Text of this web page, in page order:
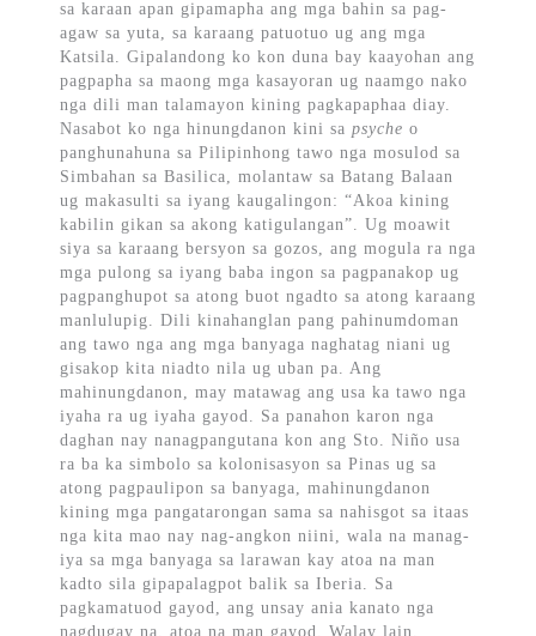
sa karaan apan gipamapha ang mga bahin sa pag-
agaw sa yuta, sa karaang patuotuo ug ang mga
Katsila. Gipalandong ko kon duna bay kaayohan ang
pagpapha sa maong mga kasayoran ug naamgo nako
nga dili man talamayon kining pagkapaphaa diay.
Nasabot ko nga hinungdanon kini sa psyche o
panghunahuna sa Pilipinhong tawo nga mosulod sa
Simbahan sa Basilica, molantaw sa Batang Balaan
ug makasulti sa iyang kaugalingon: “Akoa kining
kabilin gikan sa akong katigulangan”. Ug moawit
siya sa karaang bersyon sa gozos, ang mogula ra nga
mga pulong sa iyang baba ingon sa pagpanakop ug
pagpanghupot sa atong buot ngadto sa atong karaang
manlulupig. Dili kinahanglan pang pahinumdoman
ang tawo nga ang mga banyaga naghatag niani ug
gisakop kita niadto nila ug uban pa. Ang
mahinungdanon, may matawag ang usa ka tawo nga
iyaha ra ug iyaha gayod. Sa panahon karon nga
daghan nay nanagpangutana kon ang Sto. Niño usa
ra ba ka simbolo sa kolonisasyon sa Pinas ug sa
atong pagpaulipon sa banyaga, mahinungdanon
kining mga pangatarongan sama sa nahisgot sa itaas
nga kita mao nay nag-angkon niini, wala na manag-
iya sa mga banyaga sa larawan kay atoa na man
kadto sila gipapalagpot balik sa Iberia. Sa
pagkamatuod gayod, ang unsay ania kanato nga
nagdugay na, atoa na man gayod. Walay lain.